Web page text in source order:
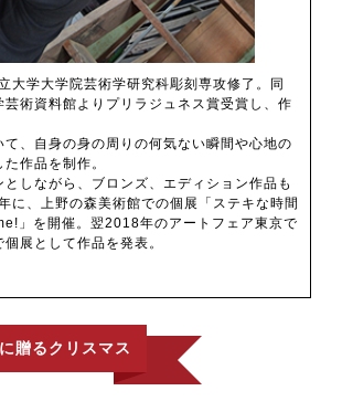
大学大学院芸術学研究科彫刻専攻修了。同
芸術資料館よりプリラジュネス賞受賞し、作
て、自身の身の周りの何気ない瞬間や心地の
作品を制作。
しながら、ブロンズ、エディション作品も
に、上野の森美術館での個展「ステキな時間
」を開催。翌2018年のアートフェア東京で
展として作品を発表。
贈るクリスマス